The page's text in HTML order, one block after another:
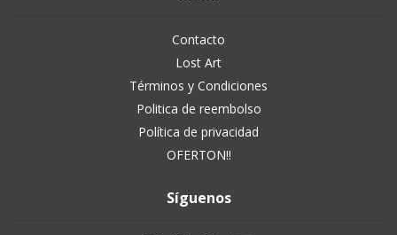
Contacto
Lost Art
Términos y Condiciones
Politica de reembolso
Política de privacidad
OFERTON!!
Síguenos